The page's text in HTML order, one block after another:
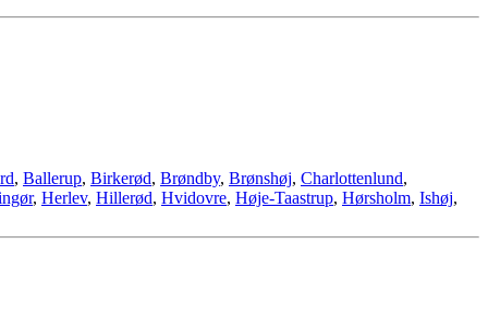
, Ballerup, Birkerød, Brøndby, Brønshøj, Charlottenlund,
, Herlev, Hillerød, Hvidovre, Høje-Taastrup, Hørsholm, Ishøj,